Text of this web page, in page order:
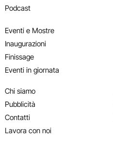
Podcast
Eventi e Mostre
Inaugurazioni
Finissage
Eventi in giornata
Chi siamo
Pubblicità
Contatti
Lavora con noi